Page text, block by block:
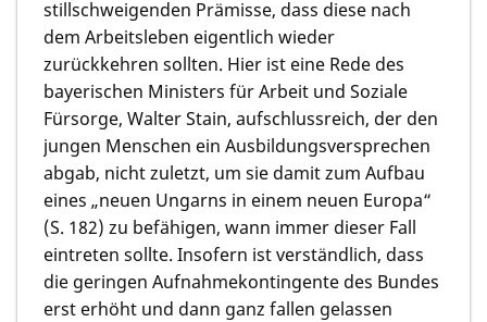
stillschweigenden Prämisse, dass diese nach
dem Arbeitsleben eigentlich wieder
zurückkehren sollten. Hier ist eine Rede des
bayerischen Ministers für Arbeit und Soziale
Fürsorge, Walter Stain, aufschlussreich, der den
jungen Menschen ein Ausbildungsversprechen
abgab, nicht zuletzt, um sie damit zum Aufbau
eines „neuen Ungarns in einem neuen Europa“
(S. 182) zu befähigen, wann immer dieser Fall
eintreten sollte. Insofern ist verständlich, dass
die geringen Aufnahmekontingente des Bundes
erst erhöht und dann ganz fallen gelassen